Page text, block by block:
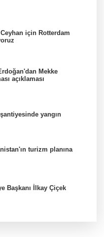
için Rotterdam
Mekke
açıklaması
yangın
turizm planına
Başkanı İlkay Çiçek